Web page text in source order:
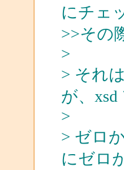
にチェ
>>その
>
> それ
が、
>
> ゼロ
にゼロ